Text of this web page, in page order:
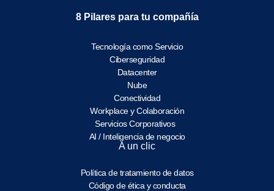
8 Pilares para tu compañía
Tecnología como Servicio
Ciberseguridad
Datacenter
Nube
Conectividad
Workplace y Colaboración
Servicios Corporativos
AI / Inteligencia de negocio
A un clic
Política de tratamiento de datos
Código de ética y conducta